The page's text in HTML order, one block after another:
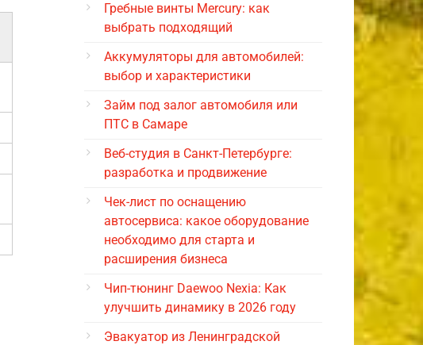
Гребные винты Mercury: как
выбрать подходящий
Аккумуляторы для автомобилей:
выбор и характеристики
Займ под залог автомобиля или
ПТС в Самаре
Веб-студия в Санкт-Петербурге:
разработка и продвижение
Чек-лист по оснащению
автосервиса: какое оборудование
необходимо для старта и
расширения бизнеса
Чип-тюнинг Daewoo Nexia: Как
улучшить динамику в 2026 году
Эвакуатор из Ленинградской